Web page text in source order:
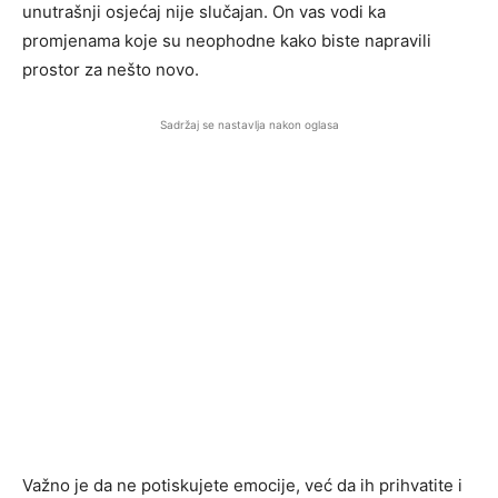
unutrašnji osjećaj nije slučajan. On vas vodi ka
promjenama koje su neophodne kako biste napravili
prostor za nešto novo.
Sadržaj se nastavlja nakon oglasa
Važno je da ne potiskujete emocije, već da ih prihvatite i